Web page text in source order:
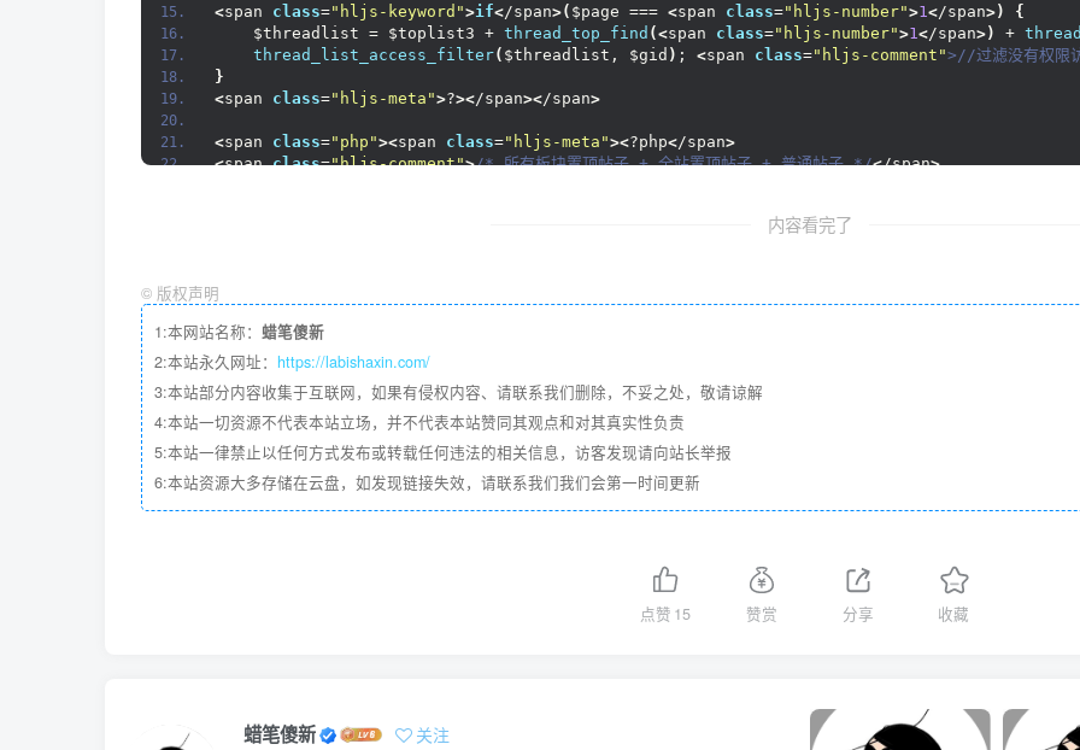
<span class="hljs-keyword">if</span>( $page === <span class="hljs-number">1</span>)
{
    $threadlist = $toplist3 +
thread_top_find (<span class="hljs-number">1</span>) +
thread_list_access_filter( $threadlist, $gid ) ; <span class="hljs-comment">//过滤没有权限
}
<span class="hljs-meta">?></span></span>
<span class="php"><span class="hljs-meta"><?php</span>
<span class="hljs-comment">/* 所有板块置顶帖子 + 全站置顶帖子 + 普通帖子 */</span>
arrlist_values($forumlist,
thread_list_access_filter
}
< span class "hljs-meta" > >< /span >< /span
<span class="php" ><span class="hljs-meta"><?php</span
<span class="hljs-comment">/* 全站置顶帖子 + 所有板块置顶帖子 + 普通帖子 */
    $threadlist_alltop =
< span class="hljs-keyword"
<span class="hljs-keyword">foreach</span> (arrlist_values($forumlist, <span class=
    $threadlist = $toplist3 + $threadlist_alltop +
thread_find_by_fids $fids, $page,
$threadlist, $gid) ;
内容看完了
© 版权声明
1:本网站名称： 蜡笔傻新
2:本站永久网址： https://labishaxin.com/
3:本站部分内容收集于互联网，如果有侵权内容、请联系我们删除，不妥之处，敬请谅解
4:本站一切资源不代表本站立场，并不代表本站赞同其观点和对其真实性负责
5:本站一律禁止以任何方式发布或转载任何违法的相关信息，访客发现请向站长举报
6:本站资源大多存储在云盘，如发现链接失效，请联系我们我们会第一时间更新
点赞 15 赞赏 分享 收藏
蜡笔傻新 关注